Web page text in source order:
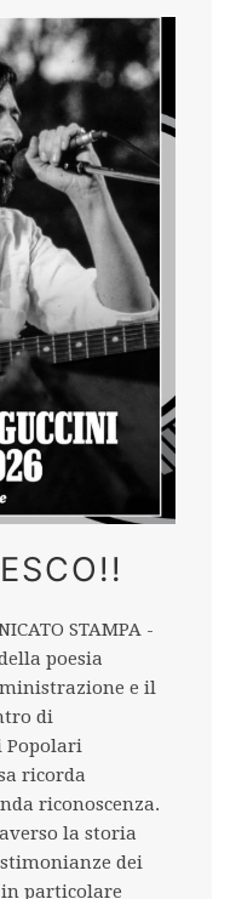
STAMPA -
poesia
e il
di
Popolari
ricorda
riconoscenza.
la storia
dei
particolare